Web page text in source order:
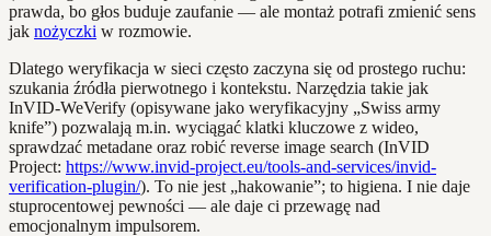
prawda, bo głos buduje zaufanie — ale montaż potrafi zmienić sens
jak nożyczki w rozmowie.
Dlatego weryfikacja w sieci często zaczyna się od prostego ruchu:
szukania źródła pierwotnego i kontekstu. Narzędzia takie jak
InVID-WeVerify (opisywane jako weryfikacyjny „Swiss army
knife”) pozwalają m.in. wyciągać klatki kluczowe z wideo,
sprawdzać metadane oraz robić reverse image search (InVID
Project: https://www.invid-project.eu/tools-and-services/invid-
verification-plugin/). To nie jest „hakowanie”; to higiena. I nie daje
stuprocentowej pewności — ale daje ci przewagę nad
emocjonalnym impulsorem.